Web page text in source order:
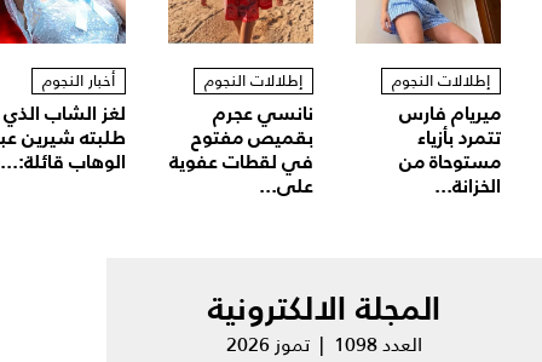
إطلالات النجوم
ميريام فارس
تتمرد بأزياء
مستوحاة من
الخزانة...
إطلالات النجوم
نانسي عجرم
بقميص مفتوح
في لقطات عفوية
على...
أخبار النجوم
لغز الشاب الذي
طلبته شيرين
الوهاب قائلة:...
المجلة الالكترونية
العدد 1098 | تموز 2026